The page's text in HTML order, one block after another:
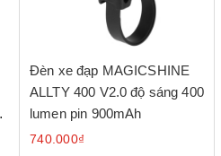
Đèn xe đạp MAGICSHINE
ALLTY 400 V2.0 độ sáng 400
lumen pin 900mAh
740.000₫